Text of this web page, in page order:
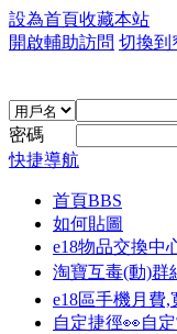
設為首頁收藏本站
開啟輔助訪問 切換到
密碼
快捷導航
首頁BBS
如何貼圖
e18物品交換中
淘寶互毒(動)
e18區手機月費
自定捷徑👀自